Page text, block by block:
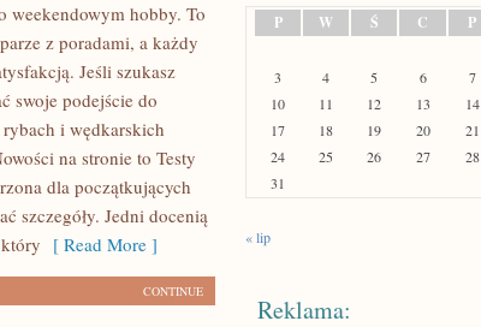
weekendowym hobby. To
z poradami, a każdy
Jeśli szukasz
swoje podejście do
i wędkarskich
na stronie to Testy
dla początkujących
szczegóły. Jedni docenią
[ Read More ]
CONTINUE
P
W Ś C P
3
4 5 6 7
10
11 12 13 14
17
18 19 20 21
24
25 26 27 28
31
« lip
Reklama: